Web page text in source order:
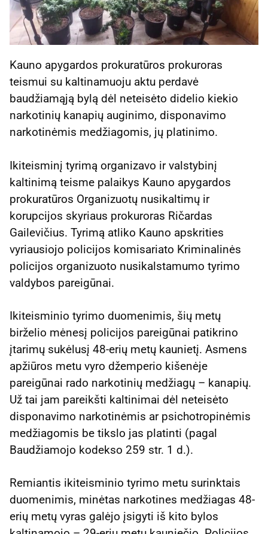
Kauno apygardos prokuratūros prokuroras
teismui su kaltinamuoju aktu perdavė
baudžiamąją bylą dėl neteisėto didelio kiekio
narkotinių kanapių auginimo, disponavimo
narkotinėmis medžiagomis, jų platinimo.
Ikiteisminį tyrimą organizavo ir valstybinį
kaltinimą teisme palaikys Kauno apygardos
prokuratūros Organizuotų nusikaltimų ir
korupcijos skyriaus prokuroras Ričardas
Gailevičius. Tyrimą atliko Kauno apskrities
vyriausiojo policijos komisariato Kriminalinės
policijos organizuoto nusikalstamumo tyrimo
valdybos pareigūnai.
Ikiteisminio tyrimo duomenimis, šių metų
birželio mėnesį policijos pareigūnai patikrino
įtarimų sukėlusį 48-erių metų kaunietį. Asmens
apžiūros metu vyro džemperio kišenėje
pareigūnai rado narkotinių medžiagų – kanapių.
Už tai jam pareikšti kaltinimai dėl neteisėto
disponavimo narkotinėmis ar psichotropinėmis
medžiagomis be tikslo jas platinti (pagal
Baudžiamojo kodekso 259 str. 1 d.).
Remiantis ikiteisminio tyrimo metu surinktais
duomenimis, minėtas narkotines medžiagas 48-
erių metų vyras galėjo įsigyti iš kito bylos